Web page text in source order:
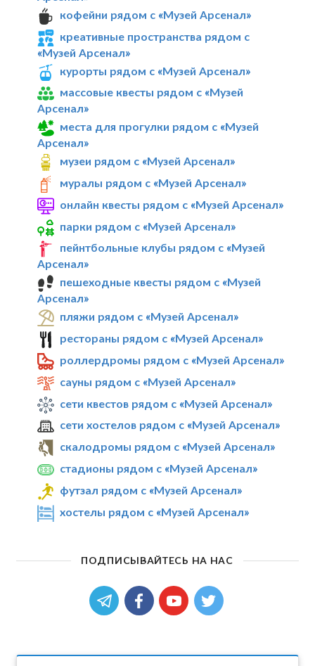
кофейни рядом с «Музей Арсенал»
креативные пространства рядом с
«Музей Арсенал»
курорты рядом с «Музей Арсенал»
массовые квесты рядом с «Музей
Арсенал»
места для прогулки рядом с «Музей
Арсенал»
музеи рядом с «Музей Арсенал»
муралы рядом с «Музей Арсенал»
онлайн квесты рядом с «Музей Арсенал»
парки рядом с «Музей Арсенал»
пейнтбольные клубы рядом с «Музей
Арсенал»
пешеходные квесты рядом с «Музей
Арсенал»
пляжи рядом с «Музей Арсенал»
рестораны рядом с «Музей Арсенал»
роллердромы рядом с «Музей Арсенал»
сауны рядом с «Музей Арсенал»
сети квестов рядом с «Музей Арсенал»
сети хостелов рядом с «Музей Арсенал»
скалодромы рядом с «Музей Арсенал»
стадионы рядом с «Музей Арсенал»
футзал рядом с «Музей Арсенал»
хостелы рядом с «Музей Арсенал»
ПОДПИСЫВАЙТЕСЬ НА НАС